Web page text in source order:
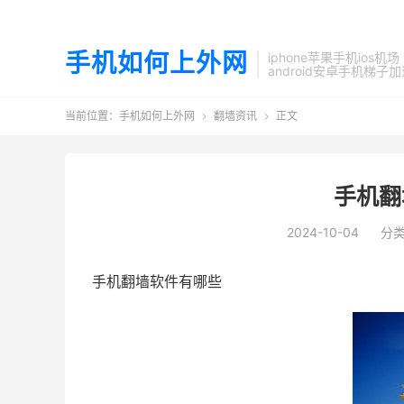
手机如何上外网
iphone苹果手机ios机场
android安卓手机梯子加
当前位置： 手机如何上外网  翻墙资讯  正文
手机
2024-10-04 分
手机翻墙软件有哪些